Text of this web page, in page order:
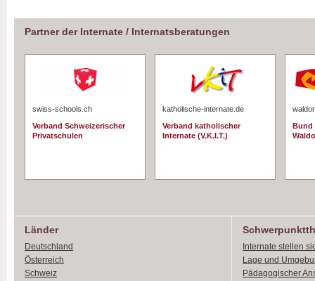
Partner der Internate / Internatsberatungen
swiss-schools.ch
Verband Schweizerischer
Privatschulen
katholische-internate.de
Verband katholischer
Internate (V.K.I.T.)
Bund
Länder
Deutschland
Österreich
Schweiz
Internate stellen
Lage und
Pädagogischer